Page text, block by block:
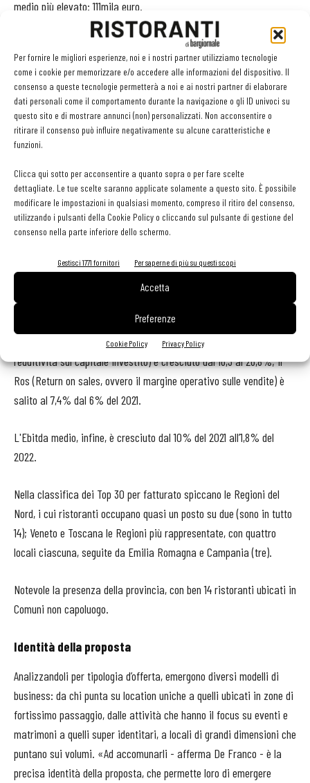
Per fornire le migliori esperienze, noi e i nostri partner utilizziamo tecnologie
come i cookie per memorizzare e/o accedere alle informazioni del dispositivo. Il
consenso a queste tecnologie permetterà a noi e ai nostri partner di elaborare
dati personali come il comportamento durante la navigazione o gli ID univoci su
questo sito e di mostrare annunci (non) personalizzati. Non acconsentire o
ritirare il consenso può influire negativamente su alcune caratteristiche e
funzioni.
Clicca qui sotto per acconsentire a quanto sopra o per fare scelte
dettagliate. Le tue scelte saranno applicate solamente a questo sito. È possibile
modificare le impostazioni in qualsiasi momento, compreso il ritiro del consenso,
utilizzando i pulsanti della Cookie Policy o cliccando sul pulsante di gestione del
consenso nella parte inferiore dello schermo.
Gestisci 1771 fornitori Per saperne di più su questi scopi
Accetta
Preferenze
Cookie Policy Privacy Policy
medio più elevato: 111mila euro.
L’incidenza dell’utile sui ricavi è stata pari al 2,4%, in flessione
rispetto al 2,9% del 2021. è però aumentato il numero di aziende
che hanno chiuso il bilancio in utile: 864, ovvero 16 in più rispetto al
2021.
Il che significa che sette aziende su dieci delle 1.100 analizzate
emerso dall’analisi dei bilanci delle prime 1.200 società di capitali
appartenenti al mondo bar pubblicato sul numero di febbraio 2024
di bargiornale.
I tre principali indici di redditività - Roe, Roi e Ros - mostrano tutti
un miglioramento rispetto all’anno precedente: il Roe (Return on
equity, misura la redditività per gli azionisti) è passato dal 14,4%
del 2021 al 23,9%; il Roi (Return on investiment, misura la
redditività sul capitale investito) è cresciuto dal 16,3 al 26,8%; il
Ros (Return on sales, ovvero il margine operativo sulle vendite) è
salito al 7,4% dal 6% del 2021.
L'Ebitda medio, infine, è cresciuto dal 10% del 2021 all’1,8% del
2022.
Nella classifica dei Top 30 per fatturato spiccano le Regioni del
Nord, i cui ristoranti occupano quasi un posto su due (sono in tutto
14); Veneto e Toscana le Regioni più rappresentate, con quattro
locali ciascuna, seguite da Emilia Romagna e Campania (tre).
Notevole la presenza della provincia, con ben 14 ristoranti ubicati in
Comuni non capoluogo.
Identità della proposta
Analizzandoli per tipologia d’offerta, emergono diversi modelli di
business: da chi punta su location uniche a quelli ubicati in zone di
fortissimo passaggio, dalle attività che hanno il focus su eventi e
matrimoni a quelli super identitari, a locali di grandi dimensioni che
puntano sui volumi. «Ad accomunarli - afferma De Franco - è la
precisa identità della proposta, che permette loro di emergere